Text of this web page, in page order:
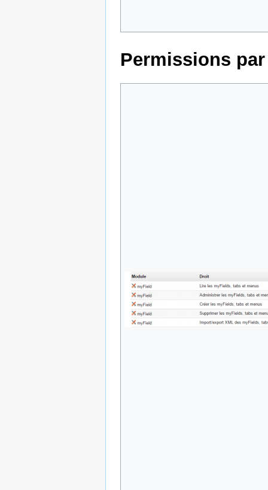
Permissions